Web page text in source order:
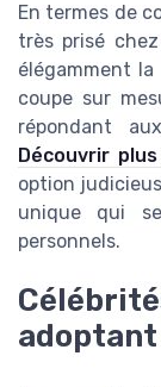
En termes de
très prisé
élégamment
coupe sur
répondant
Découvrir
option
unique qui
personnels.